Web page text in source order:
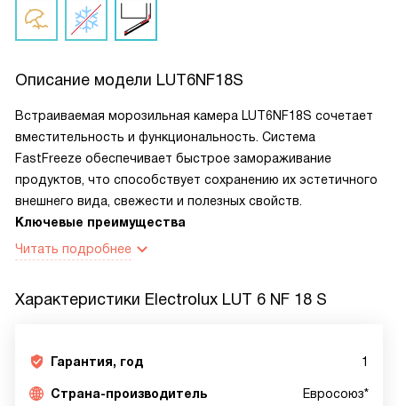
Описание модели LUT6NF18S
Встраиваемая морозильная камера LUT6NF18S сочетает
вместительность и функциональность. Система
FastFreeze обеспечивает быстрое замораживание
продуктов, что способствует сохранению их эстетичного
внешнего вида, свежести и полезных свойств.
Ключевые преимущества
Читать подробнее
Характеристики Electrolux LUT 6 NF 18 S
Гарантия, год 1
Страна-производитель Евросоюз*